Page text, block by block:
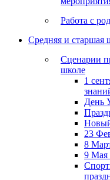
Работа с
Средняя и старшая
Сценарии
школе
1
День
23
8
9 Мая